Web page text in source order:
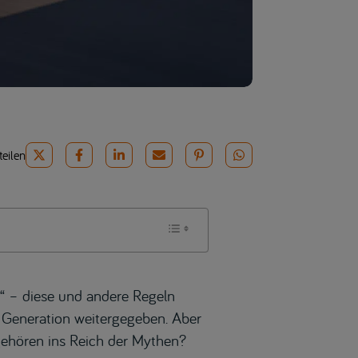
– diese und andere Regeln
weitergegeben. Aber
ins Reich der Mythen?